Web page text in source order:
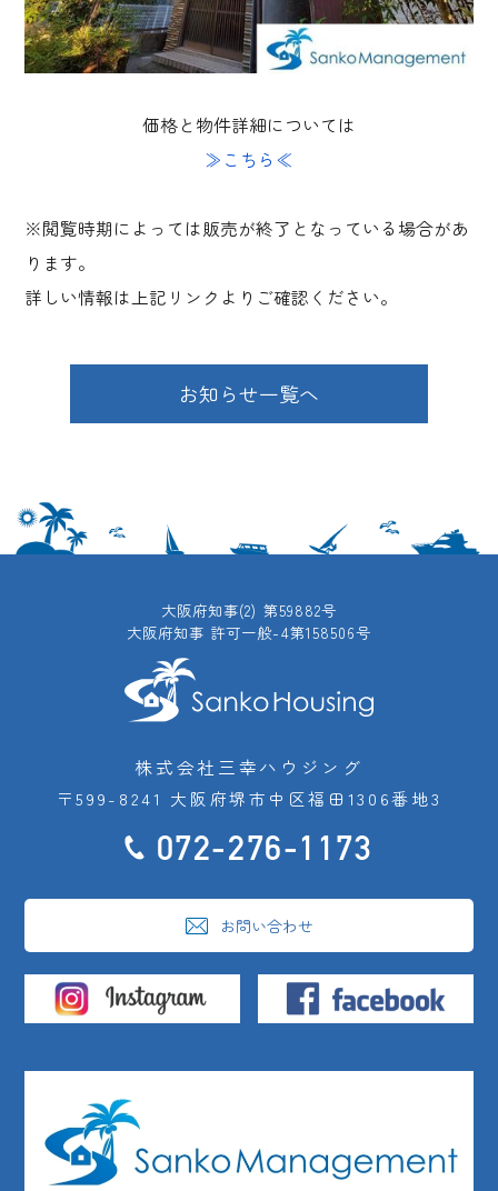
価格と物件詳細については
≫こちら≪
※閲覧時期によっては販売が終了となっている場合があ
ります。
詳しい情報は上記リンクよりご確認ください。
お知らせ一覧へ
大阪府知事(2) 第59882号
大阪府知事 許可一般-4第158506号
株式会社三幸ハウジング
〒599-8241 大阪府堺市中区福田1306番地3
072-276-1173
お問い合わせ